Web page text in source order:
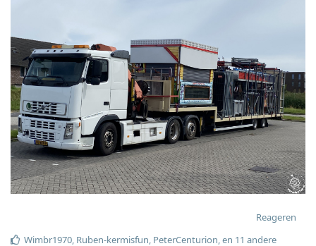
Reageren
Wimbr1970, Ruben-kermisfun, PeterCenturion, en 11 andere